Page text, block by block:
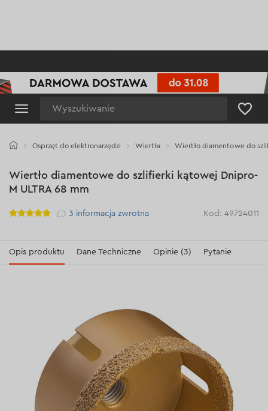
Osprzęt do elektronarzędzi Wiertła Wiertło diamentowe do
Wiertło diamentowe do szlifierki kątowej Dnipro-
M ULTRA 68 mm
Рейтинг 3 informacja zwrotna Kod: 49724011
Opis produktu Dane Techniczne Opinie (3) Pytanie